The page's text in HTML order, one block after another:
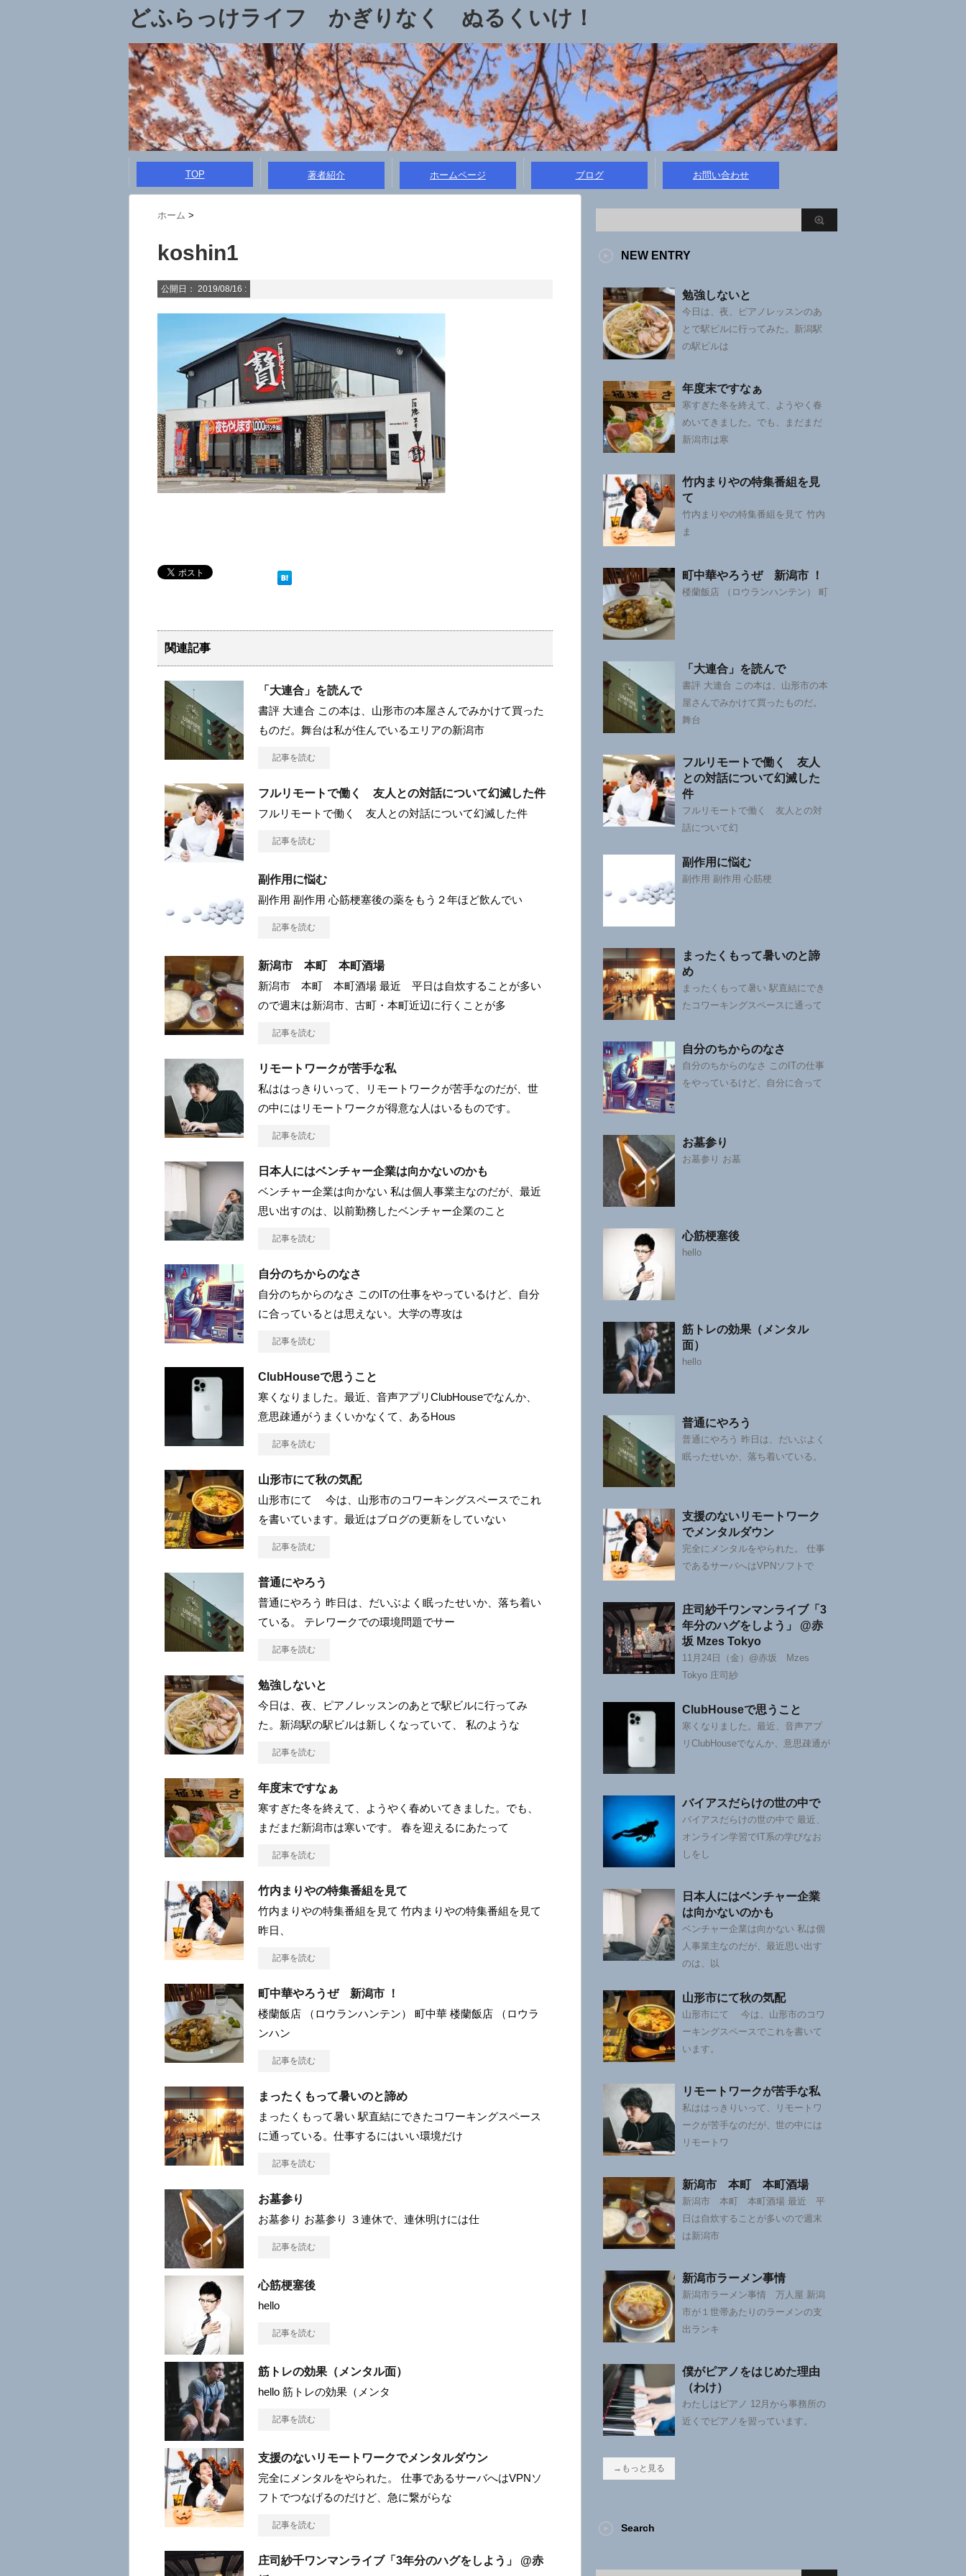
どふらっけライフ かぎりなく ぬるくいけ！
TOP 著者紹介 ホームページ ブログ お問い合わせ
ホーム >
koshin1
公開日： 2019/08/16 :
関連記事
「大連合」を読んで
書評 大連合 この本は、山形市の本屋さんでみかけて買った
ものだ。舞台は私が住んでいるエリアの新潟市
記事を読む
フルリモートで働く 友人との対話について幻滅した件
フルリモートで働く 友人との対話について幻滅した件
記事を読む
副作用に悩む
副作用 副作用 心筋梗塞後の薬をもう２年ほど飲んでい
記事を読む
新潟市 本町 本町酒場
新潟市 本町 本町酒場 最近 平日は自炊することが多い
ので週末は新潟市、古町・本町近辺に行くことが多
記事を読む
リモートワークが苦手な私
私ははっきりいって、リモートワークが苦手なのだが、世
の中にはリモートワークが得意な人はいるものです。
記事を読む
日本人にはベンチャー企業は向かないのかも
ベンチャー企業は向かない 私は個人事業主なのだが、最近
思い出すのは、以前勤務したベンチャー企業のこと
記事を読む
自分のちからのなさ
自分のちからのなさ このITの仕事をやっているけど、自分
に合っているとは思えない。大学の専攻は
記事を読む
ClubHouseで思うこと
寒くなりました。最近、音声アプリClubHouseでなんか、
意思疎通がうまくいかなくて、あるHous
記事を読む
山形市にて秋の気配
山形市にて 今は、山形市のコワーキングスペースでこれ
を書いています。最近はブログの更新をしていない
記事を読む
普通にやろう
普通にやろう 昨日は、だいぶよく眠ったせいか、落ち着い
ている。 テレワークでの環境問題でサー
記事を読む
勉強しないと
今日は、夜、ピアノレッスンのあとで駅ビルに行ってみ
た。新潟駅の駅ビルは新しくなっていて、 私のような
記事を読む
年度末ですなぁ
寒すぎた冬を終えて、ようやく春めいてきました。でも、
まだまだ新潟市は寒いです。 春を迎えるにあたって
記事を読む
竹内まりやの特集番組を見て
竹内まりやの特集番組を見て 竹内まりやの特集番組を見て
昨日、
記事を読む
町中華やろうぜ 新潟市 ！
楼蘭飯店 （ロウランハンテン） 町中華 楼蘭飯店 （ロウラ
ンハン
記事を読む
まったくもって暑いのと諦め
まったくもって暑い 駅直結にできたコワーキングスペース
に通っている。仕事するにはいい環境だけ
記事を読む
お墓参り
お墓参り お墓参り ３連休で、連休明けには仕
記事を読む
心筋梗塞後
hello
記事を読む
筋トレの効果（メンタル面）
hello 筋トレの効果（メンタ
記事を読む
支援のないリモートワークでメンタルダウン
完全にメンタルをやられた。 仕事であるサーバへはVPNソ
フトでつなげるのだけど、急に繋がらな
記事を読む
庄司紗千ワンマンライブ「3年分のハグをしよう」 @赤
NEW ENTRY
勉強しないと
今日は、夜、ピアノレッスンのあ
とで駅ビルに行ってみた。新潟駅
の駅ビルは
年度末ですなぁ
寒すぎた冬を終えて、ようやく春
めいてきました。でも、まだまだ
新潟市は寒
竹内まりやの特集番組を見
て
竹内まりやの特集番組を見て 竹内
ま
町中華やろうぜ 新潟市 ！
楼蘭飯店 （ロウランハンテン） 町
「大連合」を読んで
書評 大連合 この本は、山形市の本
屋さんでみかけて買ったものだ。
舞台
フルリモートで働く 友人
との対話について幻滅した
件
フルリモートで働く 友人との対
話について幻
副作用に悩む
副作用 副作用 心筋梗
まったくもって暑いのと諦
め
まったくもって暑い 駅直結にでき
たコワーキングスペースに通って
自分のちからのなさ
自分のちからのなさ このITの仕事
をやっているけど、自分に合って
お墓参り
お墓参り お墓
心筋梗塞後
hello
筋トレの効果（メンタル
面）
hello
普通にやろう
普通にやろう 昨日は、だいぶよく
眠ったせいか、落ち着いている。
支援のないリモートワーク
でメンタルダウン
完全にメンタルをやられた。 仕事
であるサーバへはVPNソフトで
庄司紗千ワンマンライブ「3
年分のハグをしよう」 @赤
坂 Mzes Tokyo
11月24日（金）@赤坂 Mzes
Tokyo 庄司紗
ClubHouseで思うこと
寒くなりました。最近、音声アプ
リClubHouseでなんか、意思疎通が
バイアスだらけの世の中で
バイアスだらけの世の中で 最近、
オンライン学習でIT系の学びなお
しをし
日本人にはベンチャー企業
は向かないのかも
ベンチャー企業は向かない 私は個
人事業主なのだが、最近思い出す
のは、以
山形市にて秋の気配
山形市にて 今は、山形市のコワ
ーキングスペースでこれを書いて
います。
リモートワークが苦手な私
私ははっきりいって、リモートワ
ークが苦手なのだが、世の中には
リモートワ
新潟市 本町 本町酒場
新潟市 本町 本町酒場 最近 平
日は自炊することが多いので週末
は新潟市
新潟市ラーメン事情
新潟市ラーメン事情 万人屋 新潟
市が１世帯あたりのラーメンの支
出ランキ
僕がピアノをはじめた理由
（わけ）
わたしはピアノ 12月から事務所の
近くでピアノを習っています。
→もっと見る
Search